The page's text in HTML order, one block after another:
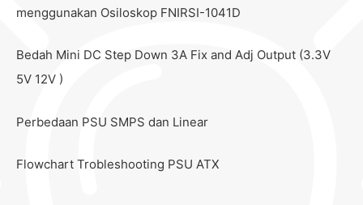
menggunakan Osiloskop FNIRSI-1041D
Bedah Mini DC Step Down 3A Fix and Adj Output (3.3V
5V 12V )
Perbedaan PSU SMPS dan Linear
Flowchart Trobleshooting PSU ATX